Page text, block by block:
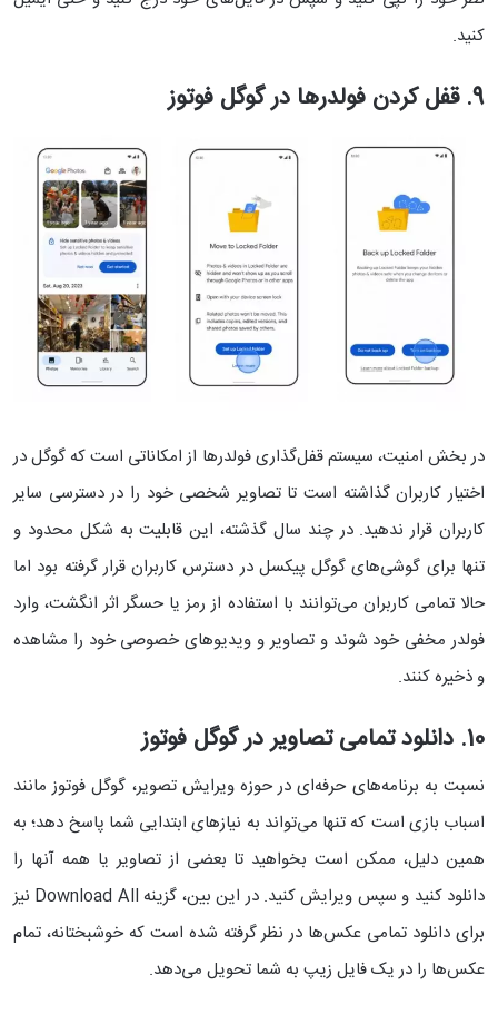
کنید.
9. قفل کردن فولدرها در گوگل فوتوز
در بخش امنیت، سیستم قفل‌گذاری فولدرها از امکاناتی است که گوگل در
اختیار کاربران گذاشته است تا تصاویر شخصی خود را در دسترسی سایر
کاربران قرار ندهید. در چند سال گذشته، این قابلیت به شکل محدود و
تنها برای گوشی‌های گوگل پیکسل در دسترس کاربران قرار گرفته بود اما
حالا تمامی کاربران می‌توانند با استفاده از رمز یا حسگر اثر انگشت، وارد
فولدر مخفی خود شوند و تصاویر و ویدیوهای خصوصی خود را مشاهده
و ذخیره کنند.
10. دانلود تمامی تصاویر در گوگل فوتوز
نسبت به برنامه‌های حرفه‌ای در حوزه ویرایش تصویر، گوگل فوتوز مانند
اسباب بازی است که تنها می‌تواند به نیازهای ابتدایی شما پاسخ دهد؛ به
همین دلیل، ممکن است بخواهید تا بعضی از تصاویر یا همه آنها را
دانلود کنید و سپس ویرایش کنید. در این بین، گزینه Download All نیز
برای دانلود تمامی عکس‌ها در نظر گرفته شده است که خوشبختانه، تمام
عکس‌ها را در یک فایل زیپ به شما تحویل می‌دهد.